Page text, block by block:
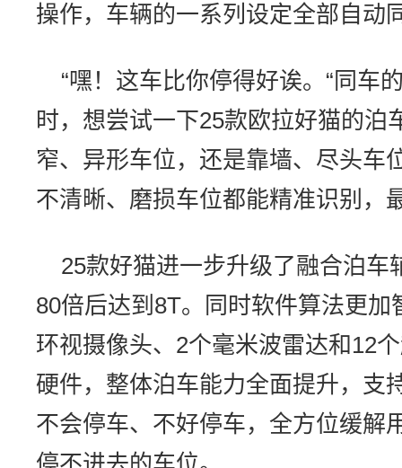
操作，车辆的一系列设定全部自动
“嘿！这车比你停得好诶。“同车
时，想尝试一下25款欧拉好猫的泊
窄、异形车位，还是靠墙、尽头车
不清晰、磨损车位都能精准识别，
25款好猫进一步升级了融合泊
80倍后达到8T。同时软件算法更
环视摄像头、2个毫米波雷达和12
硬件，整体泊车能力全面提升，支
不会停车、不好停车，全方位缓解